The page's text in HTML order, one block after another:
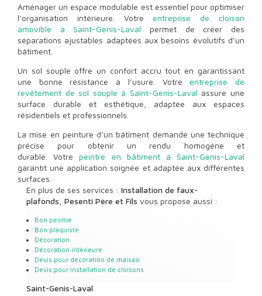
Aménager un espace modulable est essentiel pour optimiser
l’organisation intérieure. Votre entreprise de cloison
amovible à Saint-Genis-Laval permet de créer des
séparations ajustables adaptées aux besoins évolutifs d’un
bâtiment.
Un sol souple offre un confort accru tout en garantissant
une bonne résistance à l’usure. Votre entreprise de
revêtement de sol souple à Saint-Genis-Laval assure une
surface durable et esthétique, adaptée aux espaces
résidentiels et professionnels.
La mise en peinture d’un bâtiment demande une technique
précise pour obtenir un rendu homogène et
durable. Votrepeintre en bâtiment à Saint-Genis-Laval
garantit une application soignée et adaptée aux différentes
surfaces.
En plus de ses services : Installation de faux-
plafonds, Pesenti Père et Fils vous propose aussi :
Bon peintre
Bon plaquiste
Décoration
Décoration intérieure
Devis pour décoration de maison
Devis pour installation de cloisons
Saint-Genis-Laval